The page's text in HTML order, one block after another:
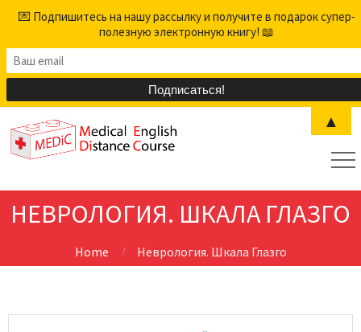
НЕВРОЛОГИЯ. ШКАЛА ГЛАЗГО
Home Неврология. Шкала Глазго
💌 Подпишитесь на нашу рассылку и получите в подарок супер-
полезную электронную книгу! 📖
▲